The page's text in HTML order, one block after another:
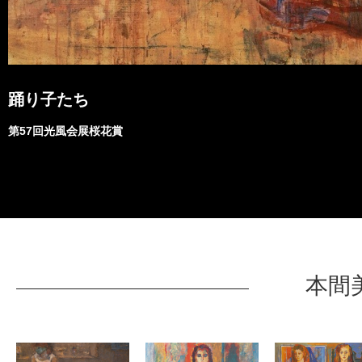
踊り子たち
第57回光風会展桜花賞
本間